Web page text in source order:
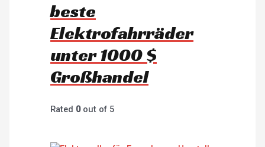
beste
Elektrofahrräder
unter 1000 $
Großhandel
Rated 0out of 5